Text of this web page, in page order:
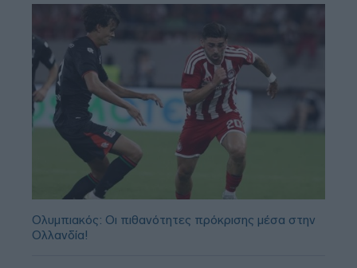
Ολυμπιακός: Οι πιθανότητες πρόκρισης μέσα στην
Ολλανδία!